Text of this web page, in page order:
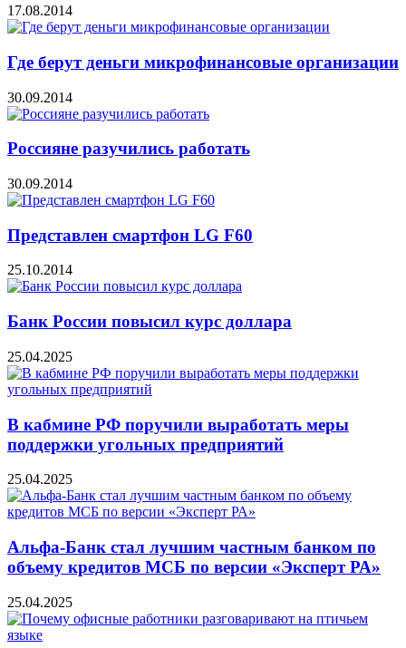
17.08.2014
Где берут деньги микрофинансовые организации
30.09.2014
Россияне разучились работать
30.09.2014
Представлен смартфон LG F60
25.10.2014
Банк России повысил курс доллара
25.04.2025
В кабмине РФ поручили выработать меры
поддержки угольных предприятий
25.04.2025
Альфа-Банк стал лучшим частным банком по
объему кредитов МСБ по версии «Эксперт РА»
25.04.2025